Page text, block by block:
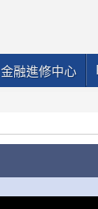
金融進修中心